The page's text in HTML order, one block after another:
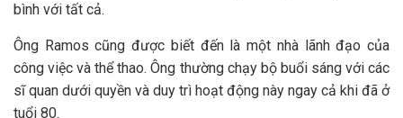
bình với tất cả.
Ông Ramos cũng được biết đến là một nhà lãnh đạo của
công việc và thể thao. Ông thường chạy bộ buổi sáng với các
sĩ quan dưới quyền và duy trì hoạt động này ngay cả khi đã ở
tuổi 80.